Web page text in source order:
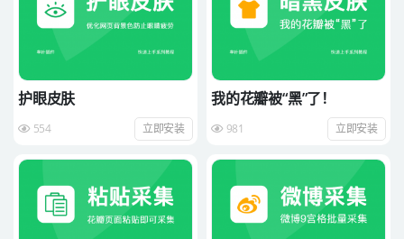
护眼皮肤
554 立即安装
我的花瓣被“黑”了！
981 立即安装